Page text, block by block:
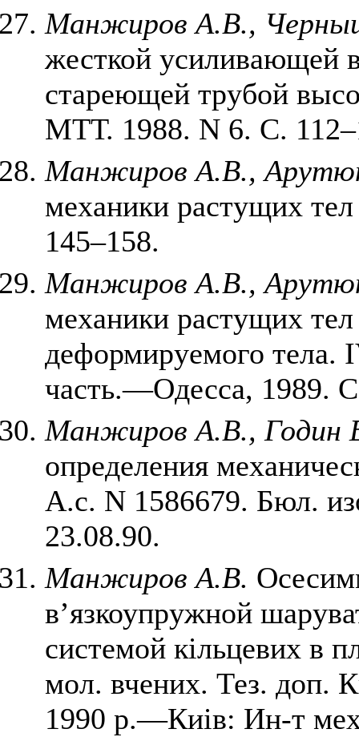
Манжиров А.В.,
жесткой усиливающей
стареющей трубой
МТТ. 1988. N 6. С.
Манжиров А.В.,
механики растущих
145–158.
Манжиров А.В.,
механики растущих
деформируемого тела.
часть.—Одесса, 1989.
Манжиров А.В., Годин
определения
А.с. N 1586679. Бюл.
23.08.90.
Манжиров А.В.
в’язкоупружной
системой кiльцевих в
мол. вчених. Тез. доп.
1990 р.—Киiв: Ин-т